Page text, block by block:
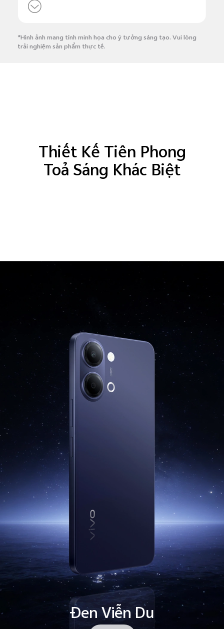
*Hình ảnh mang tính minh họa cho ý tưởng sáng tạo. Vui lòng
trải nghiệm sản phẩm thực tế.
Thiết Kế Tiên Phong
Toả Sáng Khác Biệt
Đen Viễn Du